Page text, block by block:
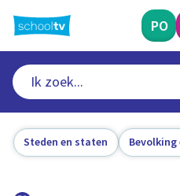
naar
hoofdinhoud
PO
Steden en staten